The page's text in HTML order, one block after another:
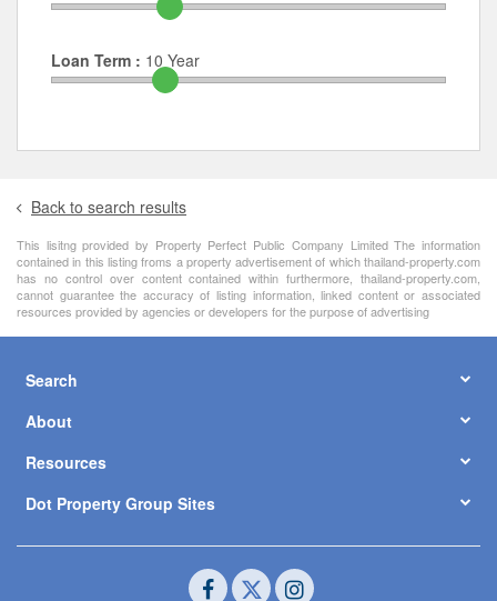
Loan Term : 10 Year
Back to search results
This lisitng provided by Property Perfect Public Company Limited The information
contained in this listing froms a property advertisement of which thailand-property.com
has no control over content contained within furthermore, thailand-property.com,
cannot guarantee the accuracy of listing information, linked content or associated
resources provided by agencies or developers for the purpose of advertising
Search
About
Resources
Dot Property Group Sites